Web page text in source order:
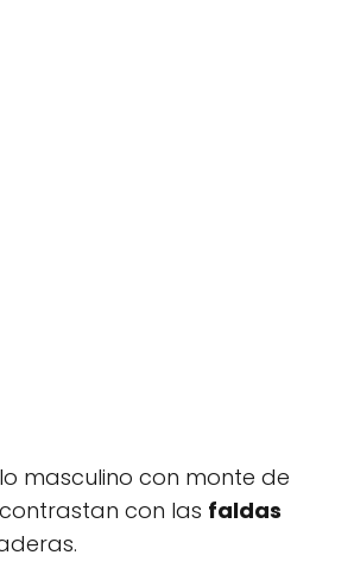
masculino con monte de
con las faldas